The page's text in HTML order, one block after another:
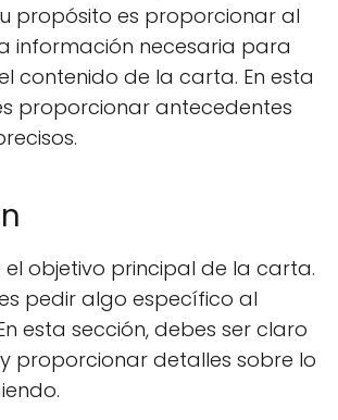
propósito es proporcionar al
información necesaria para
contenido de la carta. En esta
proporcionar antecedentes
el objetivo principal de la carta.
pedir algo específico al
esta sección, debes ser claro
proporcionar detalles sobre lo